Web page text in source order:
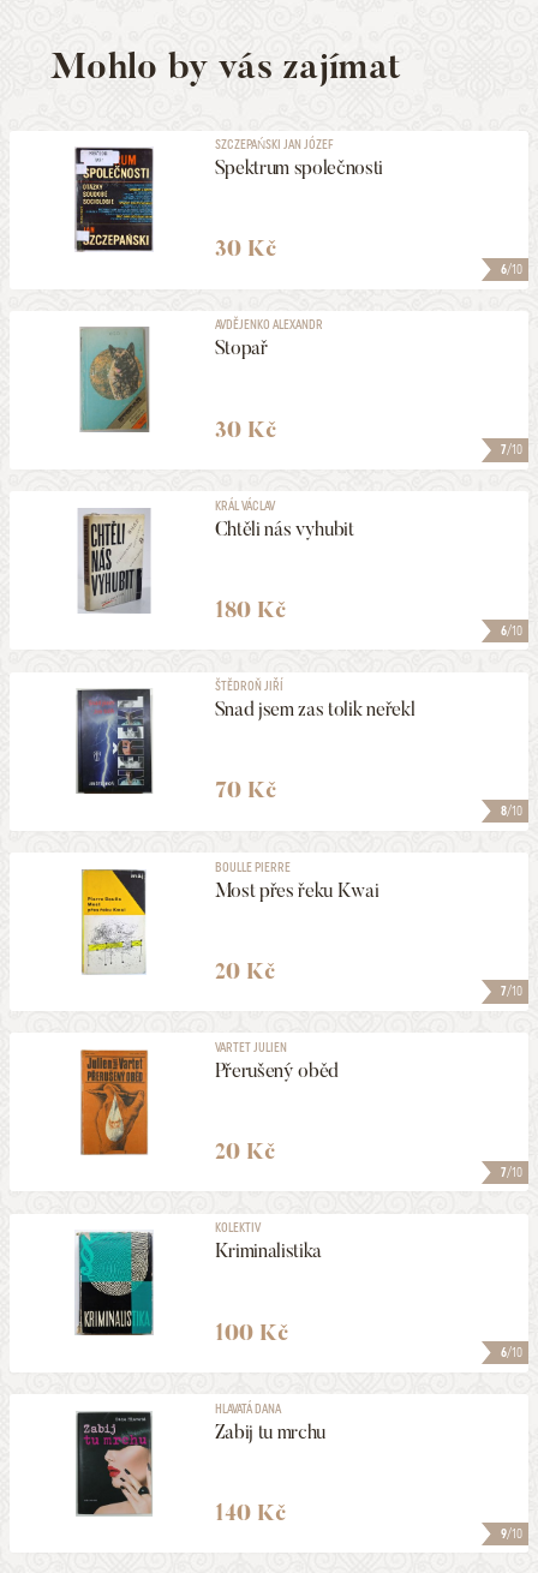
Mohlo by vás zajímat
6/10
SZCZEPAŃSKI JAN JÓZEF
Spektrum společnosti
30 Kč
7/10
AVDĚJENKO ALEXANDR
Stopař
30 Kč
6/10
KRÁL VÁCLAV
Chtěli nás vyhubit
180 Kč
8/10
ŠTĚDROŇ JIŘÍ
Snad jsem zas tolik neřekl
70 Kč
7/10
BOULLE PIERRE
Most přes řeku Kwai
20 Kč
7/10
VARTET JULIEN
Přerušený oběd
20 Kč
6/10
KOLEKTIV
Kriminalistika
100 Kč
9/10
HLAVATÁ DANA
Zabij tu mrchu
140 Kč